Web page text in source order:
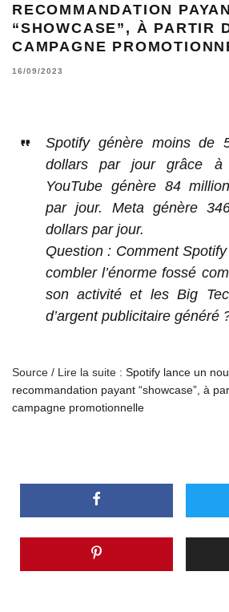
RECOMMANDATION
“SHOWCASE”, À PARTIR
CAMPAGNE
16/09/2023
Spotify génère moins de
dollars par jour grâce à
YouTube génère 84
par jour. Meta génère
dollars par jour.
Question : Comment
combler l’énorme fossé
son activité et les Big
d’argent publicitaire généré
Source / Lire la suite : Spotify lance un
recommandation payant “showcase”, à
campagne promotionnelle